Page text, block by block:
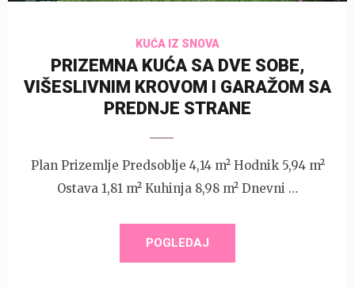
KUĆA IZ SNOVA
PRIZEMNA KUĆA SA DVE SOBE,
VIŠESLIVNIM KROVOM I GARAŽOM SA
PREDNJE STRANE
Plan Prizemlje Predsoblje 4,14 m² Hodnik 5,94 m²
Ostava 1,81 m² Kuhinja 8,98 m² Dnevni …
POGLEDAJ